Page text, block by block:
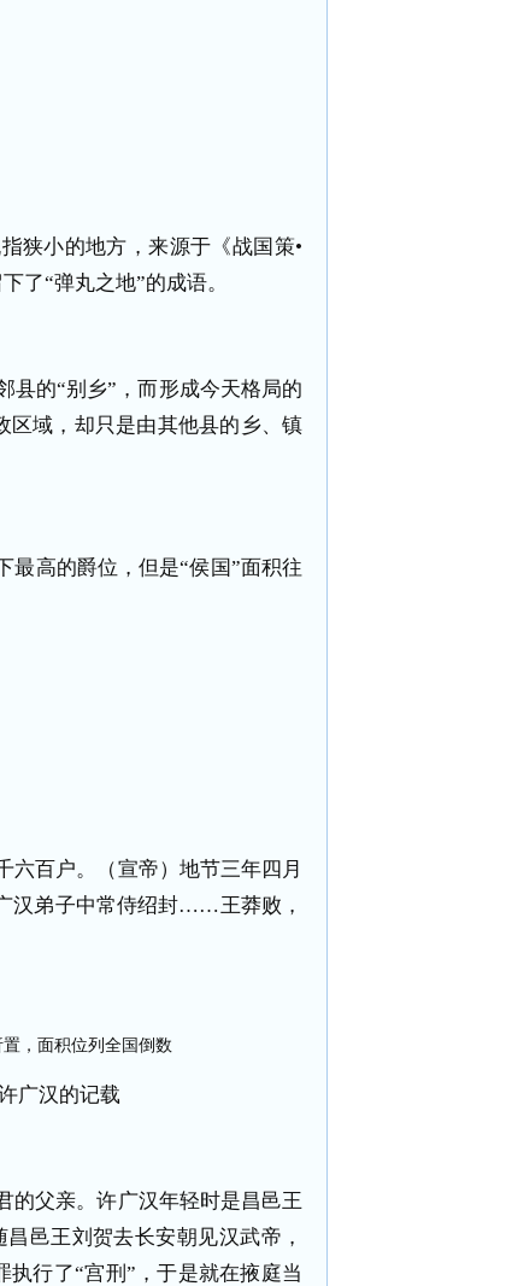
狭小的地方，来源于《战国策•
了“弹丸之地”的成语。
县的“别乡”，而形成今天格局的
区域，却只是由其他县的乡、镇
最高的爵位，但是“侯国”面积往
六百户。（宣帝）地节三年四月
汉弟子中常侍绍封……王莽败，
广汉的记载
的父亲。许广汉年轻时是昌邑王
邑王刘贺去长安朝见汉武帝，
行了“宫刑”，于是就在掖庭当